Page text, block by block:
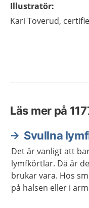
Illustratör:
Kari Toverud,
Läs mer på
Svullna
Det är vanligt att
lymfkörtlar. Då är
brukar vara. Hos
på halsen eller i